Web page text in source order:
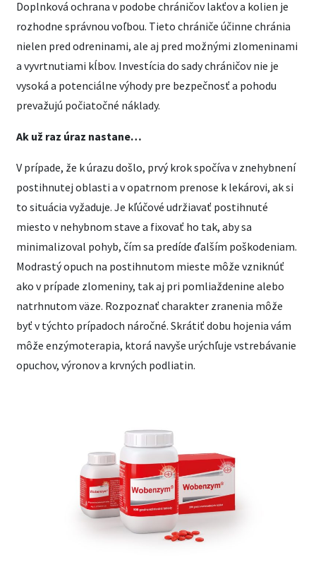
Doplnková ochrana v podobe chráničov lakťov a kolien je
rozhodne správnou voľbou. Tieto chrániče účinne chránia
nielen pred odreninami, ale aj pred možnými zlomeninami
a vyvrtnutiami kĺbov. Investícia do sady chráničov nie je
vysoká a potenciálne výhody pre bezpečnosť a pohodu
prevažujú počiatočné náklady.
Ak už raz úraz nastane…
V prípade, že k úrazu došlo, prvý krok spočíva v znehybnení
postihnutej oblasti a v opatrnom prenose k lekárovi, ak si
to situácia vyžaduje. Je kľúčové udržiavať postihnuté
miesto v nehybnom stave a fixovať ho tak, aby sa
minimalizoval pohyb, čím sa predíde ďalším poškodeniam.
Modrastý opuch na postihnutom mieste môže vzniknúť
ako v prípade zlomeniny, tak aj pri pomliaždenine alebo
natrhnutom väze. Rozpoznať charakter zranenia môže
byť v týchto prípadoch náročné. Skrátiť dobu hojenia vám
môže enzýmoterapia, ktorá navyše urýchľuje vstrebávanie
opuchov, výronov a krvných podliatin.